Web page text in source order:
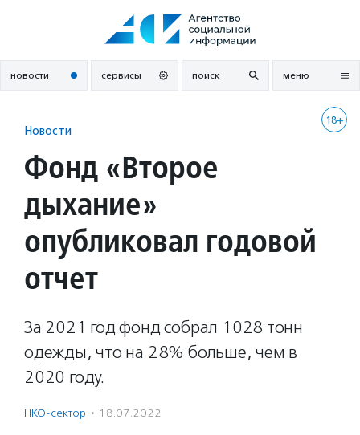
новости сервисы поиск меню
18+
Новости
Фонд «Второе
дыхание»
опубликовал годовой
отчет
За 2021 год фонд собрал 1028 тонн
одежды, что на 28% больше, чем в
2020 году.
НКО-сектор · 18.07.2022